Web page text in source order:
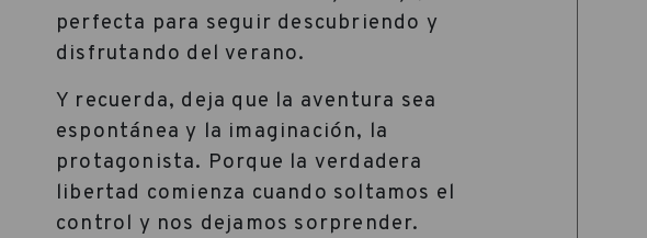
perfecta para seguir descubriendo y
disfrutando del verano.
Y recuerda, deja que la aventura sea
espontánea y la imaginación, la
protagonista. Porque la verdadera
libertad comienza cuando soltamos el
control y nos dejamos sorprender.